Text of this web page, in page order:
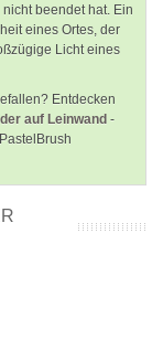
beendet hat. Ein
eines Ortes, der
Licht eines
Entdecken
auf Leinwand -